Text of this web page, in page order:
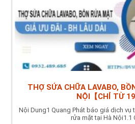
THỢ SỬA CHỮA LAVABO,
NỘI【CHỈ TỪ
Nội Dung1 Quang Phát báo giá dịch
rửa mặt tại Hà Nội1.1